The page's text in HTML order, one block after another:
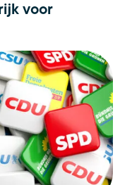
voor